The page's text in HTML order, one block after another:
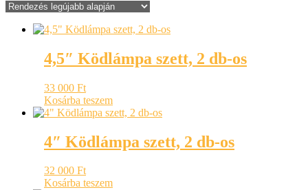
4,5″ Ködlámpa szett, 2 db-os
33 000 Ft
Kosárba teszem
4″ Ködlámpa szett, 2 db-os
32 000 Ft
Kosárba teszem